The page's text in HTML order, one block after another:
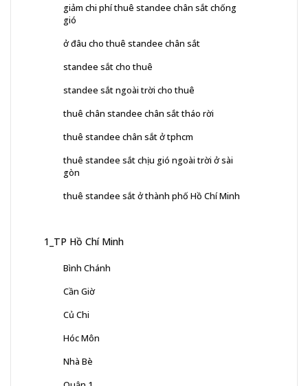
giảm chi phí thuê standee chân sắt chống
gió
ở đâu cho thuê standee chân sắt
standee sắt cho thuê
standee sắt ngoài trời cho thuê
thuê chân standee chân sắt tháo rời
thuê standee chân sắt ở tphcm
thuê standee sắt chịu gió ngoài trời ở sài
gòn
thuê standee sắt ở thành phố Hồ Chí Minh
1_TP Hồ Chí Minh
Bình Chánh
Cần Giờ
Củ Chi
Hóc Môn
Nhà Bè